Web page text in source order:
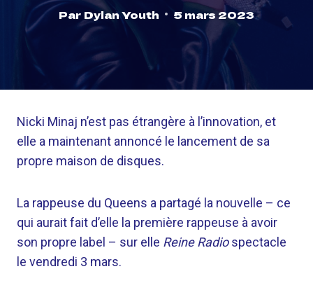
Par Dylan Youth 5 mars 2023
Nicki Minaj n’est pas étrangère à l’innovation, et
elle a maintenant annoncé le lancement de sa
propre maison de disques.
La rappeuse du Queens a partagé la nouvelle – ce
qui aurait fait d’elle la première rappeuse à avoir
son propre label – sur elle Reine Radiospectacle
le vendredi 3 mars.